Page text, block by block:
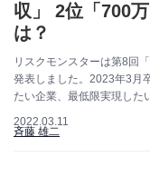
収」 2位「700
は？
リスクモンスターは第8回
発表しました。2023年3月
たい企業、最低限実現した
2022.03.11
斉藤 雄二